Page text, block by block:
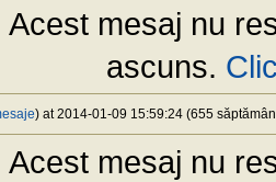
Acest mesaj nu
ascuns.
) at 2014-01-09 15:59:24 (655
Acest mesaj nu